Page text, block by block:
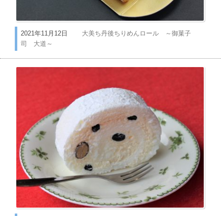
2021年11月12日
大美ち丹後ちりめんロール ～御菓子
司 大道～